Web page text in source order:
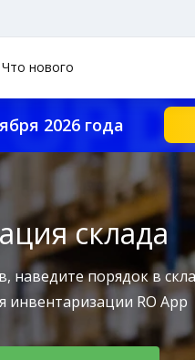
Что нового
2026 года
склада
порядок в
RO App